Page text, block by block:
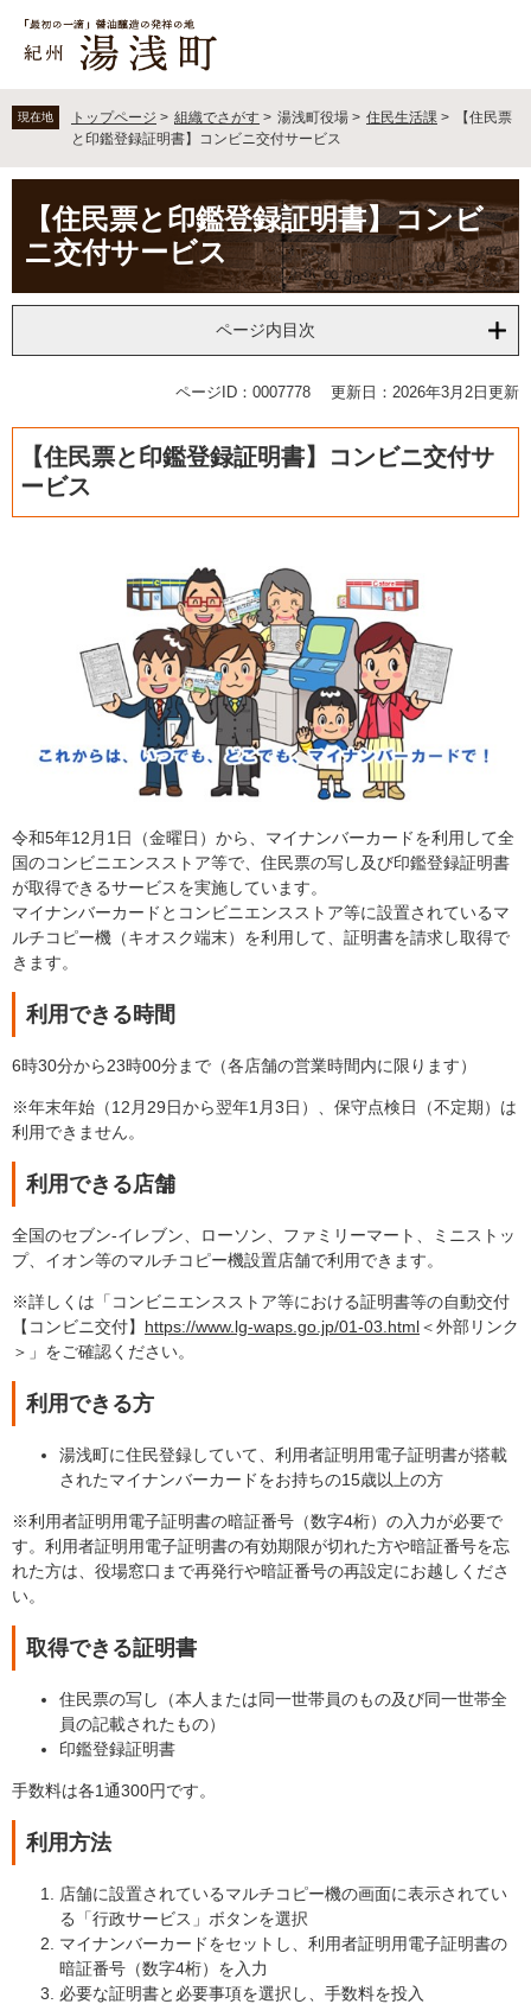
の
先
ー
を現在地 トップページ > 組織でさがす > 湯浅町役場 > 住民生活課 >
【住民票
と印鑑登録証明書】コンビニ交付サービス
【住民票と印鑑登録証明書】コンビ
ニ交付サービス
ページ内目次
ページID：0007778 更新日：2026年3月2日更新
【住民票と印鑑登録証明書】コンビニ交付サ
ービス
令和5年12月1日（金曜日）から、マイナンバーカードを利用して全
国のコンビニエンスストア等で、住民票の写し及び印鑑登録証明書
が取得できるサービスを実施しています。
マイナンバーカードとコンビニエンスストア等に設置されているマ
ルチコピー機（キオスク端末）を利用して、証明書を請求し取得で
きます。
利用できる時間
6時30分から23時00分まで（各店舗の営業時間内に限ります）
※年末年始（12月29日から翌年1月3日）、保守点検日（不定期）は
利用できません。
利用できる店舗
全国のセブン-イレブン、ローソン、ファミリーマート、ミニストッ
プ、イオン等のマルチコピー機設置店舗で利用できます。
※詳しくは「コンビニエンスストア等における証明書等の自動交付
【コンビニ交付】 https://www.lg-waps.go.jp/01-03.html＜外部リンク
＞ 」をご確認ください。
利用できる方
湯浅町に住民登録していて、利用者証明用電子証明書が搭載
されたマイナンバーカードをお持ちの15歳以上の方
※利用者証明用電子証明書の暗証番号（数字4桁）の入力が必要で
す。利用者証明用電子証明書の有効期限が切れた方や暗証番号を忘
れた方は、役場窓口まで再発行や暗証番号の再設定にお越しくださ
い。
取得できる証明書
住民票の写し（本人または同一世帯員のもの及び同一世帯全
員の記載されたもの）
印鑑登録証明書
手数料は各1通300円です。
利用方法
店舗に設置されているマルチコピー機の画面に表示されてい
る「行政サービス」ボタンを選択
マイナンバーカードをセットし、利用者証明用電子証明書の
暗証番号（数字4桁）を入力
必要な証明書と必要事項を選択し、手数料を投入